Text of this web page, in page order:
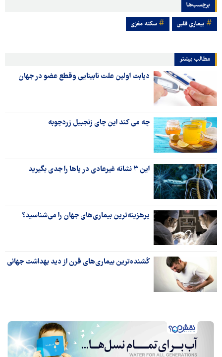
برچسب‌ها
بیماری قلبی سکته مغزی
مطالب بیشتر
دیابت اولین علت نابینایی وقطع عضو در جهان
چه می کند این چای زنجبیل زردچوبه
این ۳ نشانه غیرعادی در پاها را جدی بگیرید
پرهزینه‌ترین بیماری‌های جهان را می‌شناسید؟
کُشنده‌ترین بیماری‌های قرن از دید بهداشت جهانی